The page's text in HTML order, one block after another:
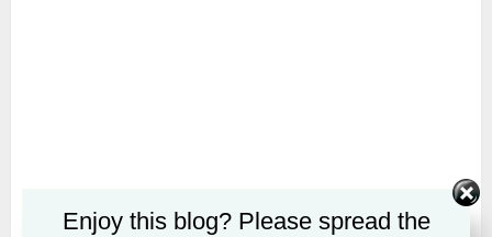
Enjoy this blog? Please spread the